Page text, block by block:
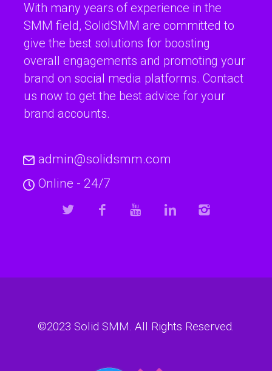
With many years of experience in the
SMM field, SolidSMM are committed to
give the best solutions for boosting
overall engagements and promoting your
brand on social media platforms. Contact
us now to get the best advice for your
brand accounts.
admin@solidsmm.com
Online - 24/7
©2023 Solid SMM. All Rights Reserved.